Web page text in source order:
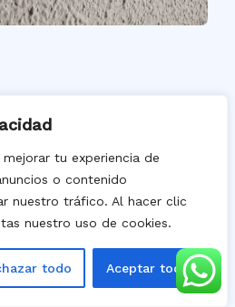
tu experiencia de
o contenido
nuestro tráfico. Al hacer clic
nuestro uso de cookies.
todo Aceptar todo